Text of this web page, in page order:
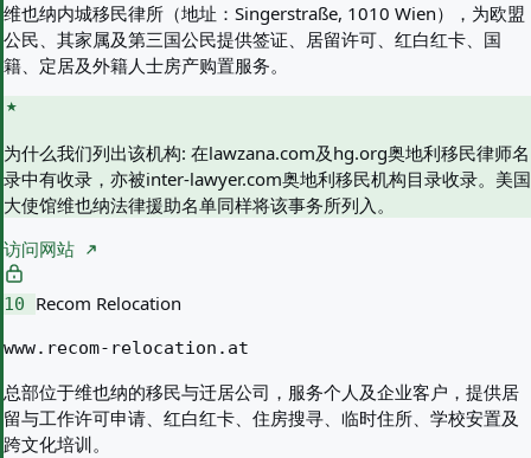
维也纳内城移民律所（地址：Singerstraße, 1010 Wien），为欧盟
公民、其家属及第三国公民提供签证、居留许可、红白红卡、国
籍、定居及外籍人士房产购置服务。
为什么我们列出该机构: 在lawzana.com及hg.org奥地利移民律师名
录中有收录，亦被inter-lawyer.com奥地利移民机构目录收录。美国
大使馆维也纳法律援助名单同样将该事务所列入。
访问网站
10 Recom Relocation
www.recom-relocation.at
总部位于维也纳的移民与迁居公司，服务个人及企业客户，提供居
留与工作许可申请、红白红卡、住房搜寻、临时住所、学校安置及
跨文化培训。